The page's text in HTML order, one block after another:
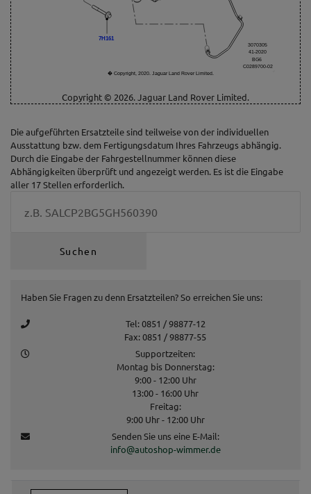
3070305
41-2020
BG6
C0289700-02
� Copyright, 2020. Jaguar Land Rover Limited.
7H161
Copyright © 2026. Jaguar Land Rover Limited.
Die aufgeführten Ersatzteile sind teilweise von der individuellen
Ausstattung bzw. dem Fertigungsdatum Ihres Fahrzeugs abhängig.
Durch die Eingabe der Fahrgestellnummer können diese
Abhängigkeiten überprüft und angezeigt werden. Es ist die Eingabe
aller 17 Stellen erforderlich.
Haben Sie Fragen zu denn Ersatzteilen? So erreichen Sie uns:
Tel: 0851 / 98877-12
Fax: 0851 / 98877-55
Supportzeiten:
Montag bis Donnerstag:
9:00 - 12:00 Uhr
13:00 - 16:00 Uhr
Freitag:
9:00 Uhr - 12:00 Uhr
Senden Sie uns eine E-Mail:
info@autoshop-wimmer.de